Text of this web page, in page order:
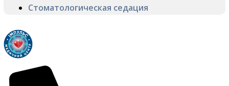
Стоматологическая седация